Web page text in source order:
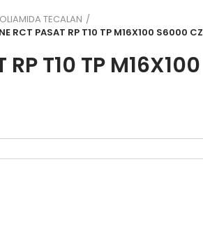
TECALAN
RCT PASAT RP T10 TP M16X100 S6000 CZ
RP T10 TP M16X100